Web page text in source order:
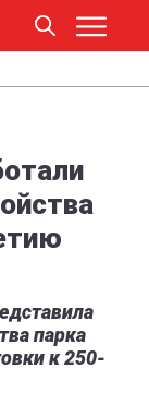
парка
к 250-